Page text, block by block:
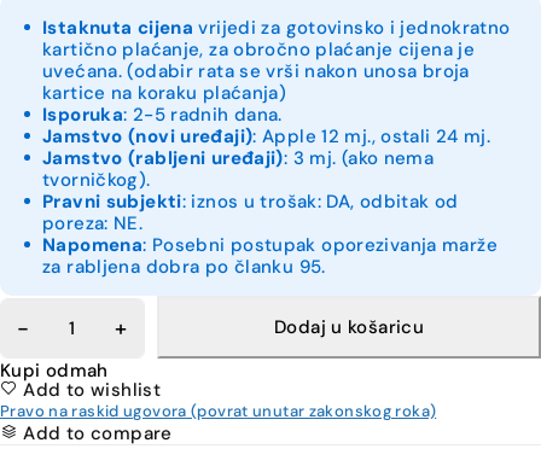
Istaknuta cijena vrijedi za gotovinsko i jednokratno
kartično plaćanje, za obročno plaćanje cijena je
uvećana. (odabir rata se vrši nakon unosa broja
kartice na koraku plaćanja)
Isporuka: 2-5 radnih dana.
Jamstvo (novi uređaji): Apple 12 mj., ostali 24 mj.
Jamstvo (rabljeni uređaji): 3 mj. (ako nema
tvorničkog).
Pravni subjekti: iznos u trošak: DA, odbitak od
poreza: NE.
Napomena: Posebni postupak oporezivanja marže
za rabljena dobra po članku 95.
Dodaj u košaricu
Kupi odmah
Add to wishlist
Pravo na raskid ugovora (povrat unutar zakonskog roka)
Add to compare